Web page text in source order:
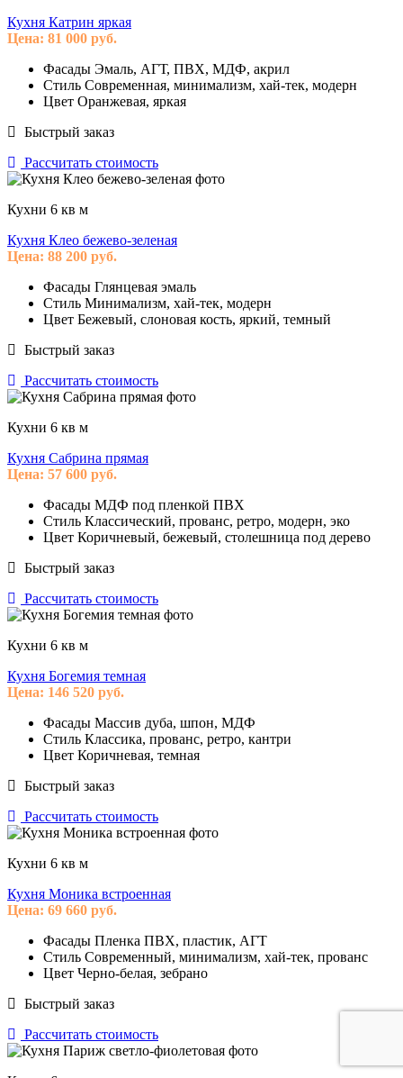
Кухня Катрин яркая
Цена: 81 000 руб.
Фасады Эмаль, АГТ, ПВХ, МДФ, акрил
Стиль Современная, минимализм, хай-тек, модерн
Цвет Оранжевая, яркая
Быстрый заказ
Рассчитать стоимость
Кухни 6 кв м
Кухня Клео бежево-зеленая
Цена: 88 200 руб.
Фасады Глянцевая эмаль
Стиль Минимализм, хай-тек, модерн
Цвет Бежевый, слоновая кость, яркий, темный
Быстрый заказ
Рассчитать стоимость
Кухни 6 кв м
Кухня Сабрина прямая
Цена: 57 600 руб.
Фасады МДФ под пленкой ПВХ
Стиль Классический, прованс, ретро, модерн, эко
Цвет Коричневый, бежевый, столешница под дерево
Быстрый заказ
Рассчитать стоимость
Кухни 6 кв м
Кухня Богемия темная
Цена: 146 520 руб.
Фасады Массив дуба, шпон, МДФ
Стиль Классика, прованс, ретро, кантри
Цвет Коричневая, темная
Быстрый заказ
Рассчитать стоимость
Кухни 6 кв м
Кухня Моника встроенная
Цена: 69 660 руб.
Фасады Пленка ПВХ, пластик, АГТ
Стиль Современный, минимализм, хай-тек, прованс
Цвет Черно-белая, зебрано
Быстрый заказ
Рассчитать стоимость